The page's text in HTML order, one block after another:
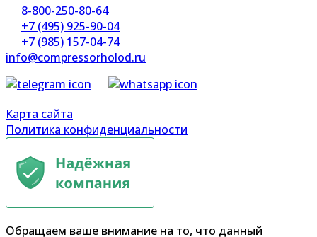
8-800-250-80-64
+7 (495) 925-90-04
+7 (985) 157-04-74
info@compressorholod.ru
Карта сайта
Политика конфиденциальности
Обращаем ваше внимание на то, что данный